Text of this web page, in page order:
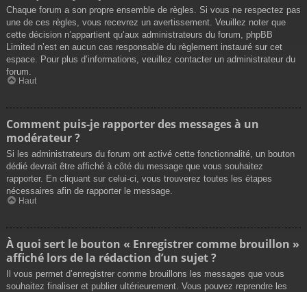
Chaque forum a son propre ensemble de règles. Si vous ne respectez pas
une de ces règles, vous recevrez un avertissement. Veuillez noter que
cette décision n’appartient qu’aux administrateurs du forum, phpBB
Limited n’est en aucun cas responsable du règlement instauré sur cet
espace. Pour plus d’informations, veuillez contacter un administrateur du
forum.
Haut
Comment puis-je rapporter des messages à un
modérateur ?
Si les administrateurs du forum ont activé cette fonctionnalité, un bouton
dédié devrait être affiché à côté du message que vous souhaitez
rapporter. En cliquant sur celui-ci, vous trouverez toutes les étapes
nécessaires afin de rapporter le message.
Haut
À quoi sert le bouton « Enregistrer comme brouillon »
affiché lors de la rédaction d’un sujet ?
Il vous permet d’enregistrer comme brouillons les messages que vous
souhaitez finaliser et publier ultérieurement. Vous pouvez reprendre les